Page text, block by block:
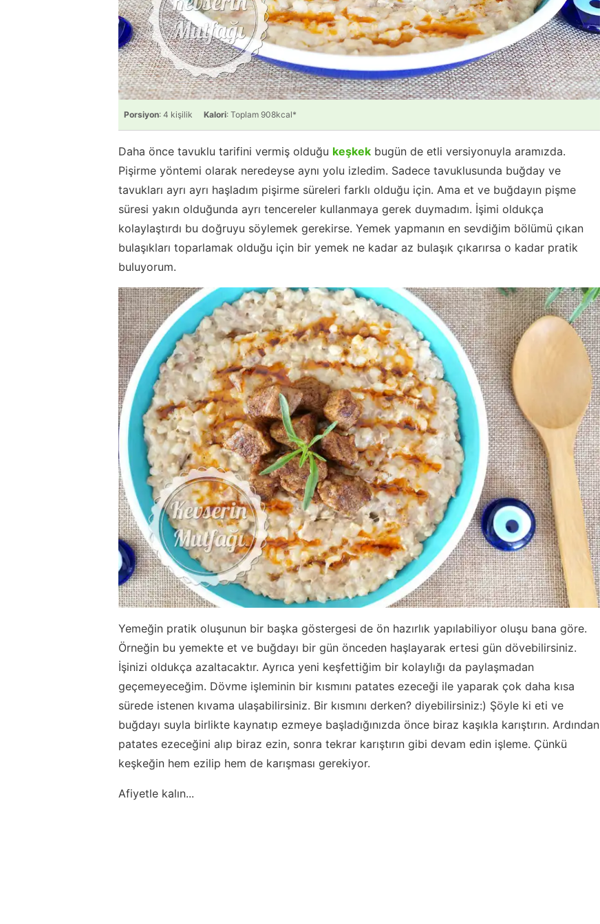
Porsiyon: 4 kişilik Kalori: Toplam 908kcal*
Daha önce tavuklu tarifini vermiş olduğu keşkek bugün de etli versiyonuyla aramızda.
Pişirme yöntemi olarak neredeyse aynı yolu izledim. Sadece tavuklusunda buğday ve
tavukları ayrı ayrı haşladım pişirme süreleri farklı olduğu için. Ama et ve buğdayın pişme
süresi yakın olduğunda ayrı tencereler kullanmaya gerek duymadım. İşimi oldukça
kolaylaştırdı bu doğruyu söylemek gerekirse. Yemek yapmanın en sevdiğim bölümü çıkan
bulaşıkları toparlamak olduğu için bir yemek ne kadar az bulaşık çıkarırsa o kadar pratik
buluyorum.
Yemeğin pratik oluşunun bir başka göstergesi de ön hazırlık yapılabiliyor oluşu bana göre.
Örneğin bu yemekte et ve buğdayı bir gün önceden haşlayarak ertesi gün dövebilirsiniz.
İşinizi oldukça azaltacaktır. Ayrıca yeni keşfettiğim bir kolaylığı da paylaşmadan
geçemeyeceğim. Dövme işleminin bir kısmını patates ezeceği ile yaparak çok daha kısa
sürede istenen kıvama ulaşabilirsiniz. Bir kısmını derken? diyebilirsiniz:) Şöyle ki eti ve
buğdayı suyla birlikte kaynatıp ezmeye başladığınızda önce biraz kaşıkla karıştırın. Ardından
patates ezeceğini alıp biraz ezin, sonra tekrar karıştırın gibi devam edin işleme. Çünkü
keşkeğin hem ezilip hem de karışması gerekiyor.
Afiyetle kalın...